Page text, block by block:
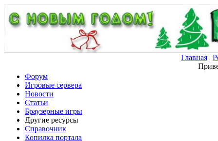
Главная |
Форум
Игровые сервера
Новости
Статьи
Браузерные игры
Другие ресурсы
Справочник
Копилка портала